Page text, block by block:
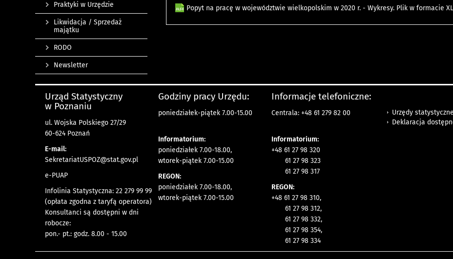
Popyt na pracę w województwie wielkopolskim w 2020 r. - Wykresy. Plik w formacie
Praktyki w Urzędzie
Likwidacja / Sprzedaż
majątku
RODO
Newsletter
Urząd Statystyczny
w Poznaniu
ul. Wojska Polskiego 27/29
60-624 Poznań
E-mail:
SekretariatUSPOZ@stat.gov.pl
e-PUAP
Infolinia Statystyczna: 22 279 99 99
(opłata zgodna z taryfą operatora)
Konsultanci są dostępni w dni
robocze:
pon.- pt.: godz. 8.00 - 15.00
Godziny pracy Urzędu:
poniedziałek-piątek 7.00-15.00
Informatorium:
poniedziałek 7.00-18.00,
wtorek-piątek 7.00-15.00
REGON:
poniedziałek 7.00-18.00,
wtorek-piątek 7.00-15.00
Informacje telefoniczne:
Centrala: +48 61 279 82 00
Informatorium:
+48 61 27 98 320
61 27 98 323
61 27 98 317
REGON:
+48 61 27 98 310,
61 27 98 312,
61 27 98 332,
61 27 98 354,
61 27 98 334
Urzędy statystyczne
Deklaracja